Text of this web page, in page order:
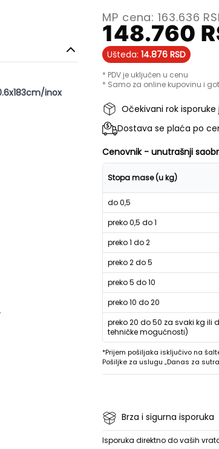
inox
MP cena:163.636
148.760
Ušteda: 14.876 RSD
* PDV je uključen u cenu
* Samo za online kupovinu i
Očekivani rok isporuke
Dostava se plaća po
Cenovnik - unutrašnji
Stopa mase (u kg)
do 0,5
preko 0,5 do 1
preko 1 do 2
preko 2 do 5
preko 5 do 10
preko 10 do 20
preko 20 do 50 za svaki kg ili
tehničke mogućnosti)
*Prijem pošiljaka isključivo na
Pošiljke za uslugu „Danas za
Brza i sigurna isporuka
Isporuka direktno do vaših